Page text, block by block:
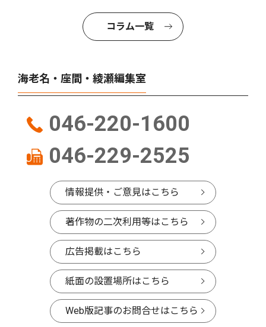
コラム一覧
海老名・座間・綾瀬編集室
046-220-1600
046-229-2525
情報提供・ご意見はこちら
著作物の二次利用等はこちら
広告掲載はこちら
紙面の設置場所はこちら
Web版記事のお問合せはこちら